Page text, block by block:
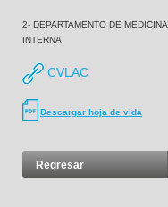
2- DEPARTAMENTO DE MEDICINA
INTERNA
CVLAC
Descargar hoja de vida
Regresar